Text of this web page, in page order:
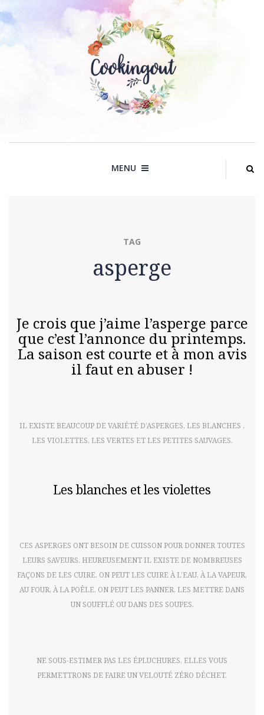
to
MENU
TAG
asperge
Je crois que j’aime l’asperge parce
que c’est l’annonce du printemps.
La saison est courte et à mon avis
il faut en abuser !
IL EXISTE BEAUCOUP DE VARIÉTÉ D’ASPERGES, LES BLANCHES ,
LES VIOLETTES, LES VERTES ET LES PETITES SAUVAGES.
Les blanches et les violettes
CES ASPERGES ONT BESOIN DE CUISSON POUR DONNER TOUTES
LEURS SAVEURS. HEUREUSEMENT IL EXISTE DE NOMBREUSES
FAÇONS DE LES CUIRE. ON PEUT LES CUIRE À L’EAU, À LA VAPEUR,
AU FOUR, À LA POÊLE. ON PEUT LES PANNER, LES METTRE DANS
UN SOUFFLÉ OU DANS DES SOUPES.
NE SOUS-ESTIMER PAS LES ÉPLUCHURES, ELLES VOUS
PERMETTRONS DE FAIRE UN VELOUTÉ ZÉRO DÉCHET.